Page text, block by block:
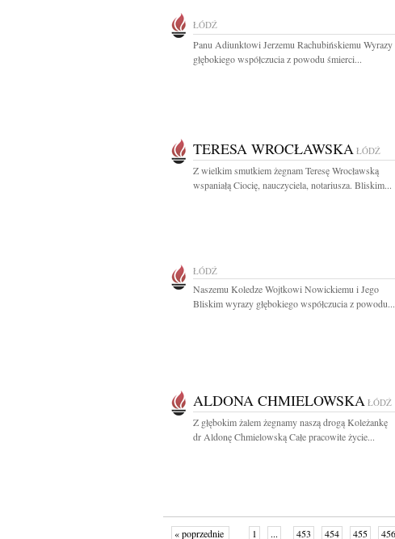
ŁÓDŹ
Panu Adiunktowi Jerzemu Rachubińskiemu Wyrazy
głębokiego współczucia z powodu śmierci...
TERESA WROCŁAWSKA ŁÓDŹ
Z wielkim smutkiem żegnam Teresę Wrocławską
wspaniałą Ciocię, nauczyciela, notariusza. Bliskim...
ŁÓDŹ
Naszemu Koledze Wojtkowi Nowickiemu i Jego
Bliskim wyrazy głębokiego współczucia z powodu...
ALDONA CHMIELOWSKA ŁÓDŹ
Z głębokim żalem żegnamy naszą drogą Koleżankę
dr Aldonę Chmielowską Całe pracowite życie...
« poprzednie 1 ... 453 454 455 456